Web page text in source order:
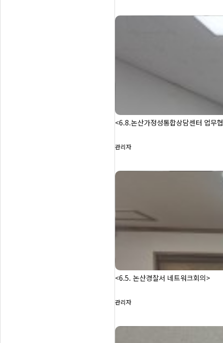
<6.8.논산가정성통합상담센터 업무
관리자
<6.5. 논산경찰서 네트워크회의>
관리자